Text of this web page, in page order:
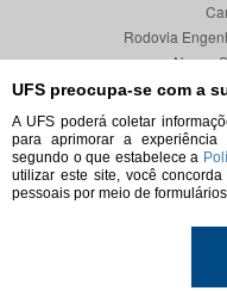
UFS preocupa-se com a
A UFS poderá coletar
para aprimorar a
segundo o que estabelece a
utilizar este site, você
pessoais por meio de
Rodovia
Nossa
© 2026.